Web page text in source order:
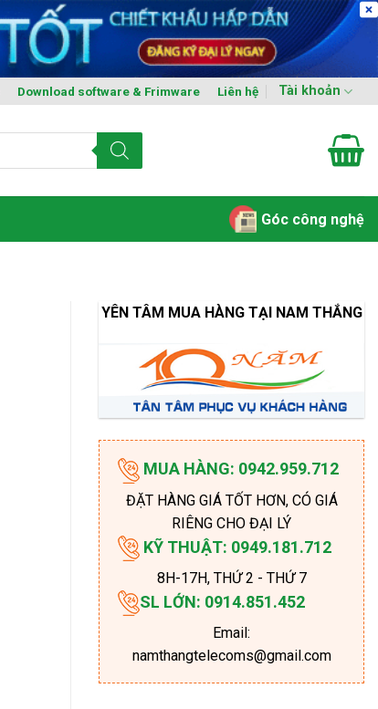
Download software & Frimware Liên hệ Tài khoản
Góc công nghệ
YÊN TÂM MUA HÀNG TẠI NAM THẮNG
MUA HÀNG: 0942.959.712
ĐẶT HÀNG GIÁ TỐT HƠN, CÓ GIÁ
RIÊNG CHO ĐẠI LÝ
KỸ THUẬT: 0949.181.712
8H-17H, THỨ 2 - THỨ 7
SL LỚN: 0914.851.452
Email:
namthangtelecoms@gmail.com